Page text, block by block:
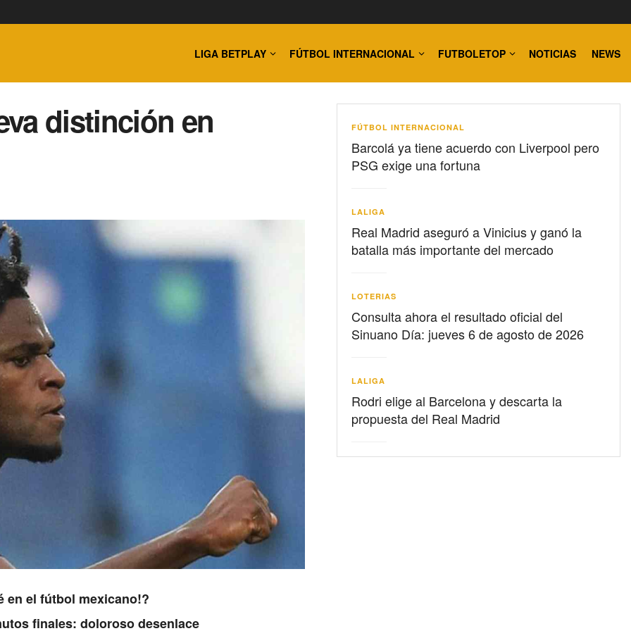
LIGA BETPLAY FÚTBOL INTERNACIONAL FUTBOLETOP NOTICIAS NEWS
distinción en
en el fútbol mexicano!?
finales: doloroso desenlace
FÚTBOL INTERNACIONAL
Barcolá ya tiene acuerdo con Liverpool pero
PSG exige una fortuna
LALIGA
Real Madrid aseguró a Vinicius y ganó la
batalla más importante del mercado
LOTERIAS
Consulta ahora el resultado oficial del
Sinuano Día: jueves 6 de agosto de 2026
LALIGA
Rodri elige al Barcelona y descarta la
propuesta del Real Madrid